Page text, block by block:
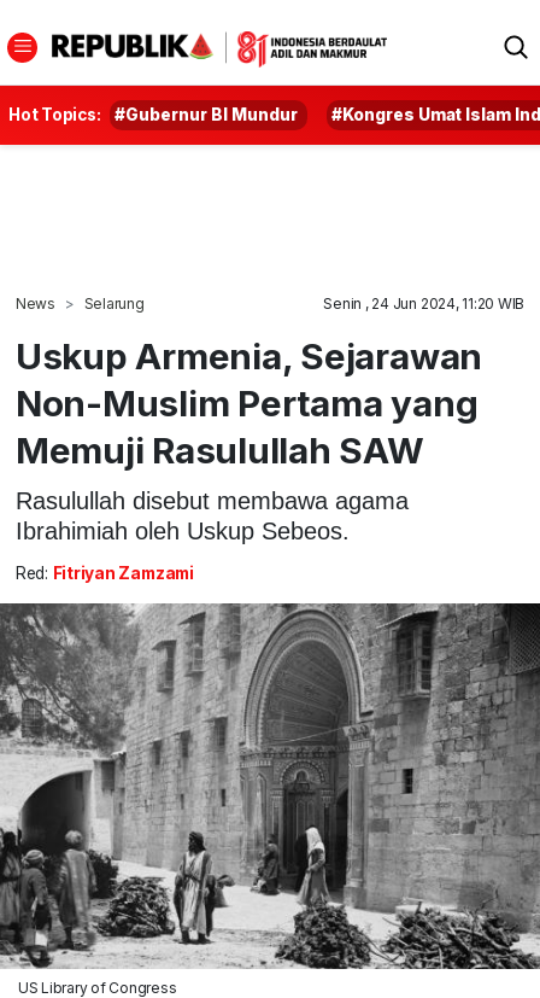
Hot Topics: #Gubernur BI Mundur #Kongres Umat Islam
News Selarung Senin , 24 Jun 2024, 11:20 WIB
Uskup Armenia, Sejarawan
Non-Muslim Pertama yang
Memuji Rasulullah SAW
Rasulullah disebut membawa agama
Ibrahimiah oleh Uskup Sebeos.
Red: Fitriyan Zamzami
US Library of Congress